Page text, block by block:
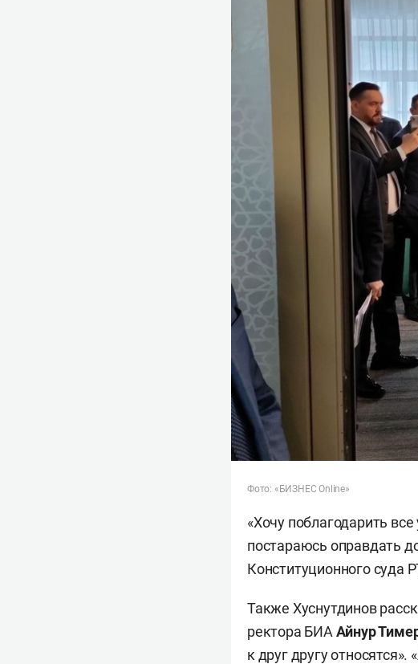
Фото: «БИЗНЕС Online»
«Хочу поблагодарить
постараюсь оправдать
Конституционного суда
Также Хуснутдинов
ректора БИА Айнур
к друг другу